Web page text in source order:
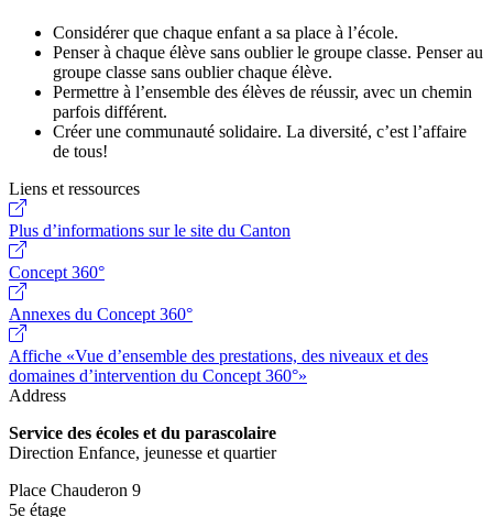
Considérer que chaque enfant a sa place à l’école.
Penser à chaque élève sans oublier le groupe classe. Penser au
groupe classe sans oublier chaque élève.
Permettre à l’ensemble des élèves de réussir, avec un chemin
parfois différent.
Créer une communauté solidaire. La diversité, c’est l’affaire
de tous!
Liens et ressources
Plus d’informations sur le site du Canton
Concept 360°
Annexes du Concept 360°
Affiche «Vue d’ensemble des prestations, des niveaux et des
domaines d’intervention du Concept 360°»
Address
Service des écoles et du parascolaire
Direction Enfance, jeunesse et quartier
Place Chauderon 9
5e étage